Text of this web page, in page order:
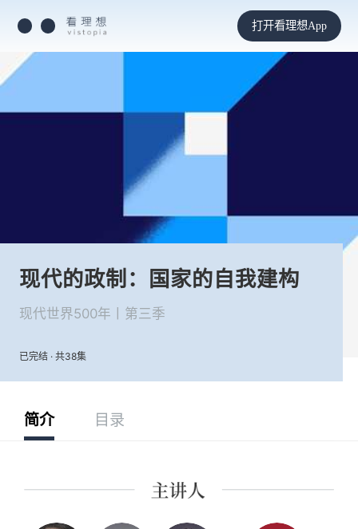
打开看理想App
现代的政制：国家的自我建构
现代世界500年丨第三季
已完结 · 共38集
简介 目录